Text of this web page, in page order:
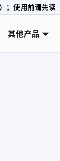
；使用前请先读
其他产品